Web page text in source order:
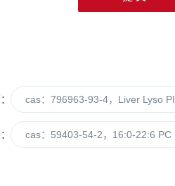
cas：796963-93-4，Liver Lyso PI
cas：59403-54-2，16:0-22:6 PC